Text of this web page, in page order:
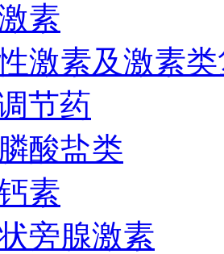
素
激素及激素
节药
酸盐类
素
旁腺激素